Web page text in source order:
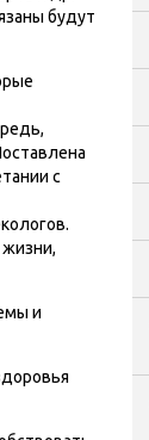
будут
с
и